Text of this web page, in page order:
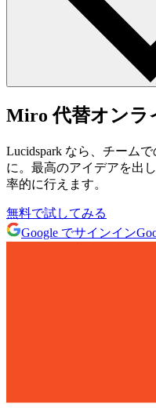
Miro 代替オンラ
Lucidspark なら、チーム
に。最高のアイデアを出
率的に行えます。
無料で試してみる
Google でサインイン